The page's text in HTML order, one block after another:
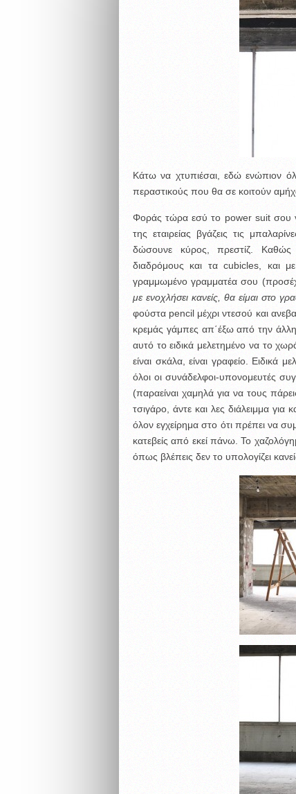
Κάτω να χτυπιέσαι, εδώ ενώπιον
περαστικούς που θα σε κοιτούν
Φοράς τώρα εσύ το power suit σου
της εταιρείας βγάζεις τις
δώσουνε κύρος, πρεστίζ.
διαδρόμους και τα cubicles, και
γραμμωμένο γραμματέα σου
με ενοχλήσει κανείς, θα είμαι στο
φούστα pencil μέχρι ντεσού και
κρεμάς γάμπες απ΄έξω από την άλλη
αυτό το ειδικά μελετημένο να το
είναι σκάλα, είναι γραφείο. Ειδικά
όλοι οι συνάδελφοι-υπονομευτές
(παραείναι χαμηλά για να τους
τσιγάρο, άντε και λες διάλειμμα
όλον εγχείρημα στο ότι πρέπει να
κατεβείς από εκεί πάνω. Το
όπως βλέπεις δεν το υπολογίζει